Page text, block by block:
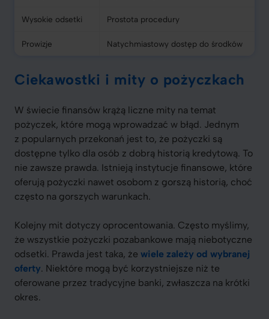
Wysokie odsetki Prostota procedury
Prowizje Natychmiastowy dostęp do środków
Ciekawostki i mity o pożyczkach
W świecie finansów krążą liczne mity na temat
pożyczek, które mogą wprowadzać w błąd. Jednym
z popularnych przekonań jest to, że pożyczki są
dostępne tylko dla osób z dobrą historią kredytową. To
nie zawsze prawda. Istnieją instytucje finansowe, które
oferują pożyczki nawet osobom z gorszą historią, choć
często na gorszych warunkach.
Kolejny mit dotyczy oprocentowania. Często myślimy,
że wszystkie pożyczki pozabankowe mają niebotyczne
odsetki. Prawda jest taka, że wiele zależy od wybranej
oferty. Niektóre mogą być korzystniejsze niż te
oferowane przez tradycyjne banki, zwłaszcza na krótki
okres.